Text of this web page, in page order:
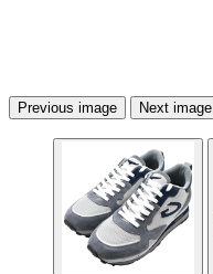
Previous image Next image